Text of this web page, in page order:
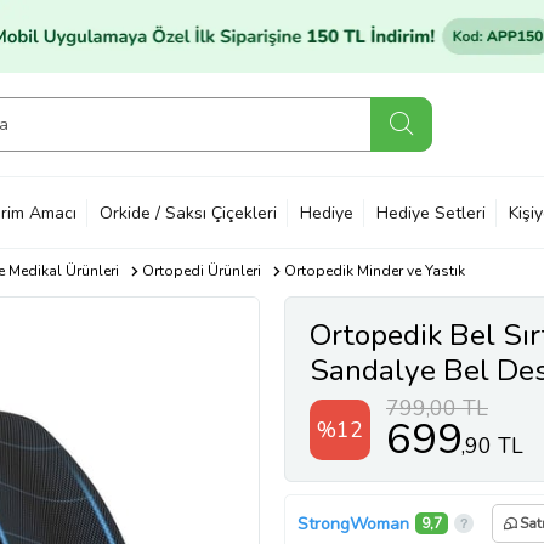
Amacı Orkide / Saksı Çiçekleri Hediye Hediye Setleri
Medikal Ürünleri Ortopedi Ürünleri Ortopedik Minder ve Yastık
Ortopedik Bel
Sandalye Bel
DAHİL
%12
799,00 TL
699,90 TL
StrongWoman 9,7